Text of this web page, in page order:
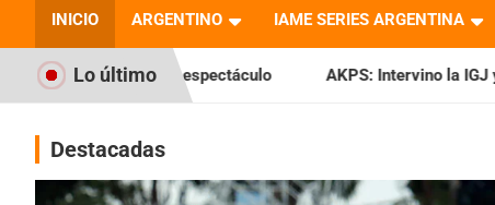
Revista Electrónica del
Karting en Argentina
INICIO ARGENTINO IAME SERIES ARGENTINA
Lo último
espectáculo AKPS: Intervino la IGJ y oficializó el llamado
Destacadas